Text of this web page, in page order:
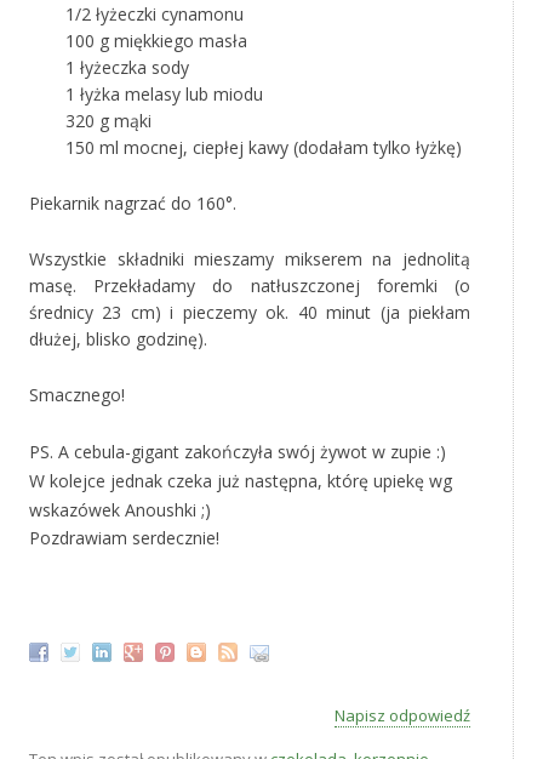
1/2 łyżeczki cynamonu
100 g miękkiego masła
1 łyżeczka sody
1 łyżka melasy lub miodu
320 g mąki
150 ml mocnej, ciepłej kawy (dodałam tylko łyżkę)
Piekarnik nagrzać do 160°.
Wszystkie składniki mieszamy mikserem na jednolitą
masę. Przekładamy do natłuszczonej foremki (o
średnicy 23 cm) i pieczemy ok. 40 minut (ja piekłam
dłużej, blisko godzinę).
Smacznego!
PS. A cebula-gigant zakończyła swój żywot w zupie :)
W kolejce jednak czeka już następna, którę upiekę wg
wskazówek Anoushki ;)
Pozdrawiam serdecznie!
Napisz odpowiedź